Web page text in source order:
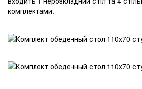
комплектами.